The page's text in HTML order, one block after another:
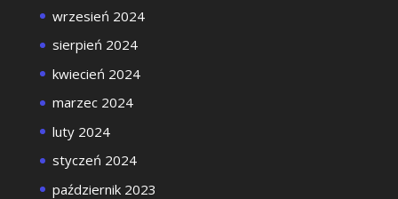
wrzesień 2024
sierpień 2024
kwiecień 2024
marzec 2024
luty 2024
styczeń 2024
październik 2023